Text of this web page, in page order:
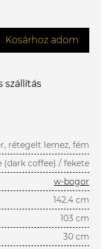
Kosárhoz adom
szállítás
rétegelt lemez, fém
(dark coffee) / fekete
w-bogor
142.4 cm
103 cm
30 cm